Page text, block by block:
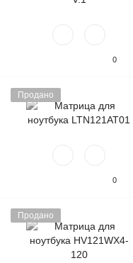
0
Продано
0
Продано